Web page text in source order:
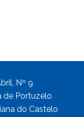
Nº 9
de Portuzelo
do Castelo